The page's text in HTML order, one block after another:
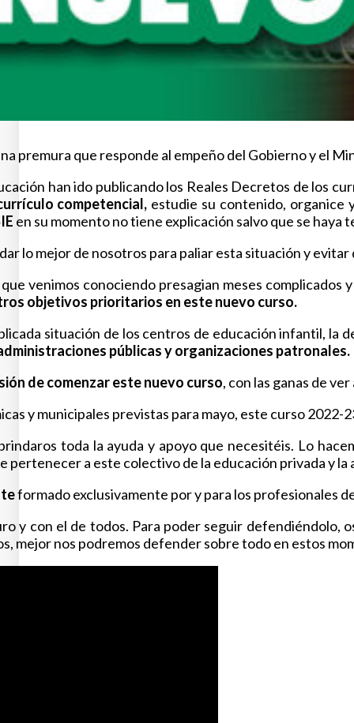
premura que responde al empeño del Gobierno y el
han ido publicando los Reales Decretos de los
competencial, estudie su contenido, organice
en su momento no tiene explicación salvo que se
lo mejor de nosotros para paliar esta situación y
venimos conociendo presagian meses
objetivos prioritarios en este nuevo curso.
situación de los centros de educación infantil, la
públicas y organizaciones patronales.
de comenzar este nuevo curso, con las ganas de
y municipales previstas para mayo, este curso
toda la ayuda y apoyo que necesitéis. Lo
pertenecer a este colectivo de la educación privada y la
formado exclusivamente por y para los profesionales
y con el de todos. Para poder seguir defendiéndolo,
mejor nos podremos defender sobre todo en estos